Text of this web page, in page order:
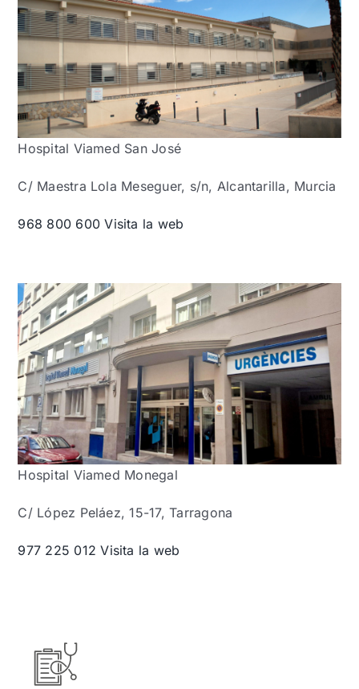
Hospital Viamed San José
C/ Maestra Lola Meseguer, s/n, Alcantarilla, Murcia
968 800 600 Visita la web
Hospital Viamed Monegal
C/ López Peláez, 15-17, Tarragona
977 225 012 Visita la web